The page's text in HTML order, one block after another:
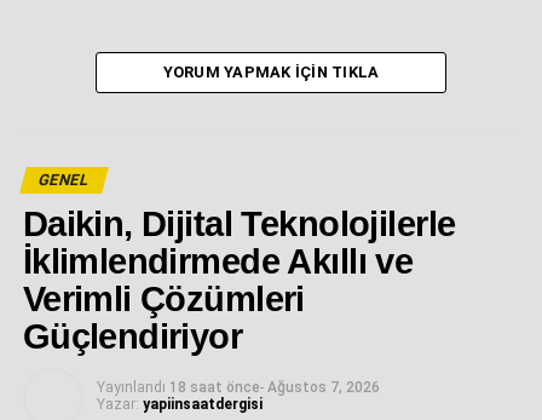
SONRAKI YAZI
TOBB’dan RVM Systems Türkiye’ye “En Çevre
SAVUNMA SANAYİ İÇİN ÇOK YÖNLÜ ÇÖZÜM:
FLOKSER ANAFARTA
YORUM YAPMAK İÇIN TIKLA
GENEL
Daikin, Dijital Teknolojilerle
İklimlendirmede Akıllı ve
Verimli Çözümleri
Güçlendiriyor
Yayınlandı 18 saat önce- Ağustos 7, 2026
Yazar: yapiinsaatdergisi